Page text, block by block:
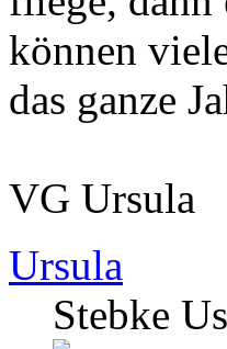
können
das ganze
VG Ursula
Ursula
Stebke